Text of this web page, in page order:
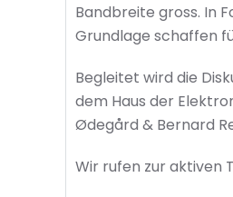
Bandbreite gross. In
Grundlage schaffen
Begleitet wird die
dem Haus der
Ødegård & Bernard
Wir rufen zur aktiven